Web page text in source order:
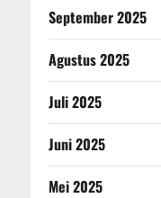
September 2025
Agustus 2025
Juli 2025
Juni 2025
Mei 2025